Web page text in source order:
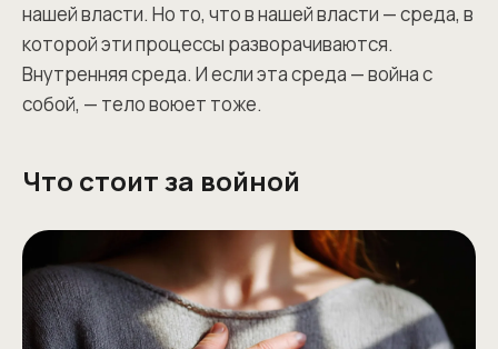
нашей власти. Но то, что в нашей власти — среда, в
которой эти процессы разворачиваются.
Внутренняя среда. И если эта среда — война с
собой, — тело воюет тоже.
Что стоит за войной